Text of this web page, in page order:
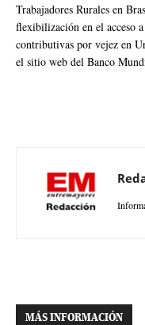
Trabajadores Rurales en
flexibilización en el acceso
contributivas por vejez en
el sitio web del Banco
MÁS INFORMACIÓN